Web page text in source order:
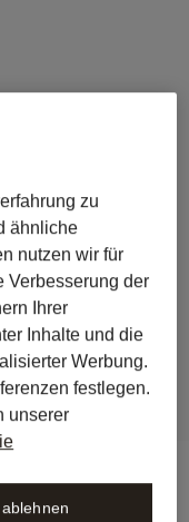
– KI-
sich als
für
zu
ähnliche
nutzen wir für
Verbesserung der
Ihrer
Inhalte und die
Werbung.
festlegen.
unserer